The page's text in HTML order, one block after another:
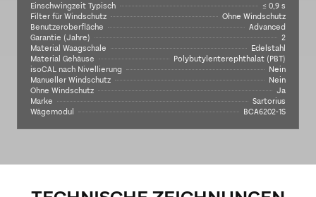
Einschwingzeit Typisch
≤ 0,9 s
Filter für Windschutz
Ohne Windschutz
Benutzeroberfläche
Advanced
Garantie (Jahre)
2
Material Waagschale
Edelstahl
Material Gehäuse
Polybutylenterephthalat (PBT)
isoCAL nach Nivellierung
Nein
Manueller Windschutz
Nein
Ohne Windschutz
Ja
Marke
Sartorius
Wägemodul
BCA6202-1S